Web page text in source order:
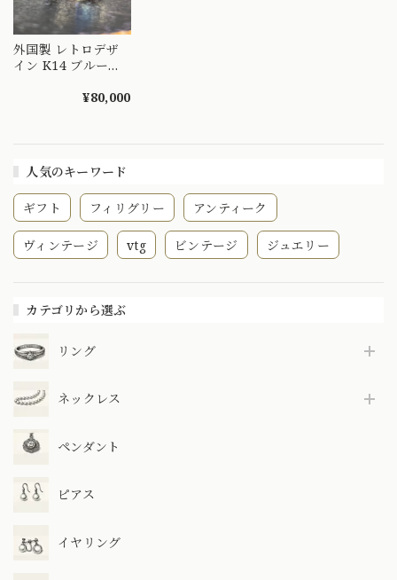
人気のキーワード
ギフト フィリグリー アンティーク
ヴィンテージ vtg ビンテージ ジュエリー
カテゴリから選ぶ
リング
ネックレス
ペンダント
ピアス
イヤリング
外国製 レトロデザ
イン K14 ブルーム
ス 〜幻想的な月ヒ
¥80,000